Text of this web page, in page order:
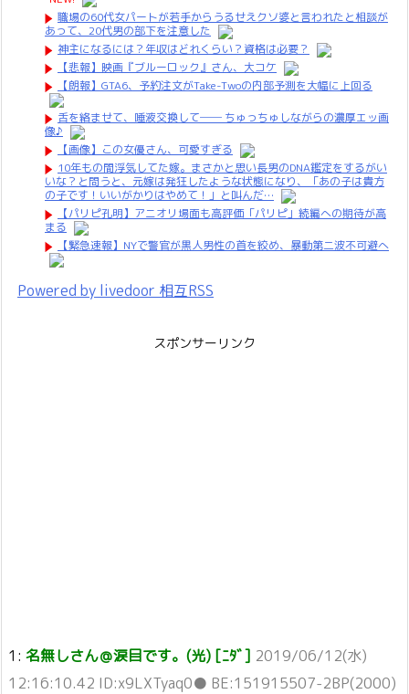
職場の60代女パートが若手からうるせえクソ婆と言われたと相談が
あって、20代男の部下を注意した
神主になるには？年収はどれくらい？資格は必要？
【悲報】映画『ブルーロック』さん、大コケ
【朗報】GTA6、予約注文がTake-Twoの内部予測を大幅に上回る
舌を絡ませて、唾液交換して── ちゅっちゅしながらの濃厚エッ画
像♪
【画像】この女優さん、可愛すぎる
10年もの間浮気してた嫁。まさかと思い長男のDNA鑑定をするがい
いな？と問うと、元嫁は発狂したような状態になり、「あの子は貴方
の子です！いいがかりはやめて！」と叫んだ…
【パリピ孔明】アニオリ場面も高評価「パリピ」続編への期待が高
まる
【緊急速報】NYで警官が黒人男性の首を絞め、暴動第二波不可避へ
Powered by livedoor 相互RSS
スポンサーリンク
1: 名無しさん＠涙目です。(光) [ﾆﾀﾞ] 2019/06/12(水)
12:16:10.42 ID:x9LXTyaq0● BE:151915507-2BP(2000)